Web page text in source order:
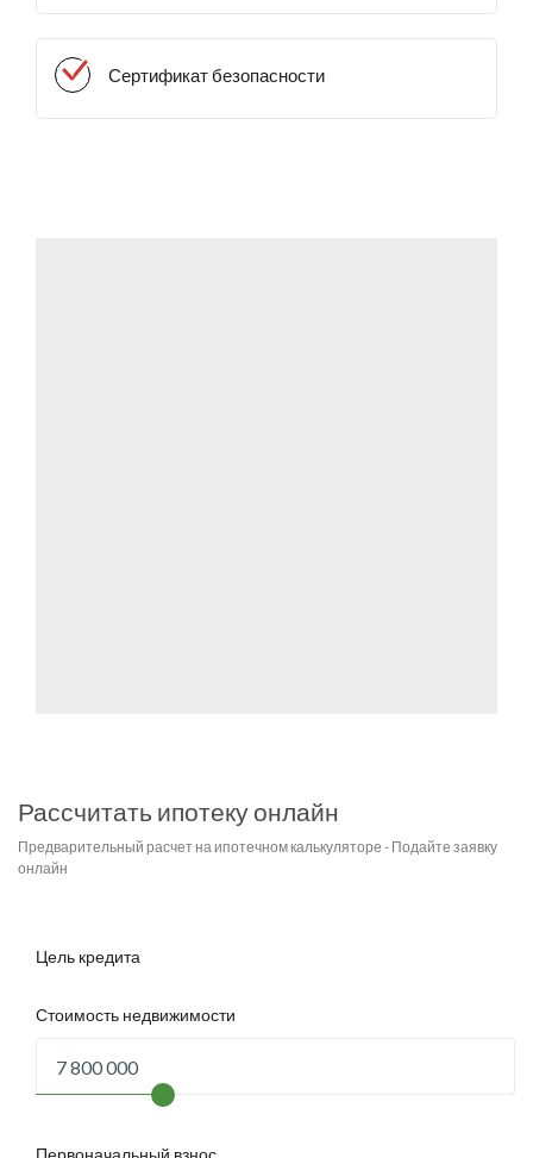
Сертификат безопасности
Рассчитать ипотеку онлайн
Предварительный расчет на ипотечном калькуляторе - Подайте заявку
онлайн
Цель кредита
Стоимость недвижимости
Первоначальный взнос